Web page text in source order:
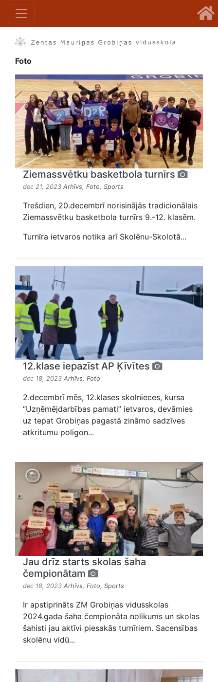
Foto
Ziemassvētku basketbola turnīrs
dec 21, 2023 Arhīvs, Foto, Sports
Trešdien, 20.decembrī norisinājās tradicionālais
Ziemassvētku basketbola turnīrs 9.-12. klasēm.
Turnīra ietvaros notika arī Skolēnu-Skolotā...
12.klase iepazīst AP Ķīvītes
dec 18, 2023 Arhīvs, Foto
2.decembrī mēs, 12.klases skolnieces, kursa
“Uzņēmējdarbības pamati” ietvaros, devāmies
uz tepat Grobiņas pagastā zināmo sadzīves
atkritumu poligon...
Jau drīz starts skolas šaha
čempionātam
dec 18, 2023 Arhīvs, Foto, Sports
Ir apstiprināts ZM Grobiņas vidusskolas
2024.gada šaha čempionāta nolikums un skolas
šahisti jau aktīvi piesakās turnīriem. Sacensības
skolēnu vidū...